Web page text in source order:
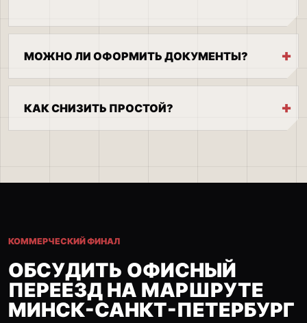
МОЖНО ЛИ ОФОРМИТЬ ДОКУМЕНТЫ?
КАК СНИЗИТЬ ПРОСТОЙ?
КОММЕРЧЕСКИЙ ФИНАЛ
ОБСУДИТЬ ОФИСНЫЙ
ПЕРЕЕЗД НА МАРШРУТЕ
МИНСК-САНКТ-ПЕТЕРБУРГ